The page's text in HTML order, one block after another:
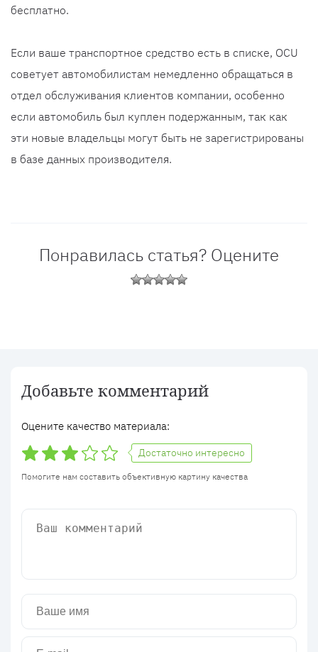
бесплатно.
Если ваше транспортное средство есть в списке, OCU
советует автомобилистам немедленно обращаться в
отдел обслуживания клиентов компании, особенно
если автомобиль был куплен подержанным, так как
эти новые владельцы могут быть не зарегистрированы
в базе данных производителя.
Понравилась статья? Оцените
Добавьте комментарий
Оцените качество материала:
Достаточно интересно
Помогите нам составить объективную картину качества